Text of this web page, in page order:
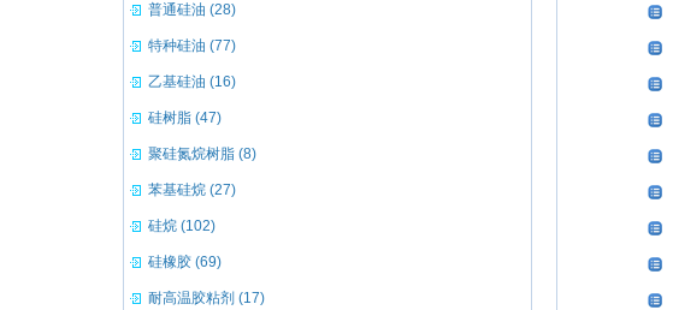
普通硅油 (28)
特种硅油 (77)
乙基硅油 (16)
硅树脂 (47)
聚硅氮烷树脂 (8)
苯基硅烷 (27)
硅烷 (102)
硅橡胶 (69)
耐高温胶粘剂 (17)